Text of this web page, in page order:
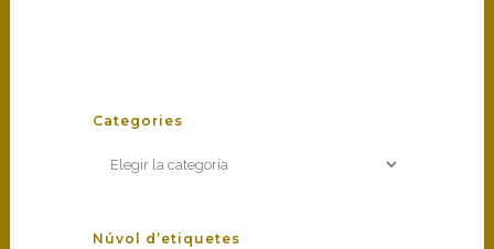
Categories
Núvol d’etiquetes